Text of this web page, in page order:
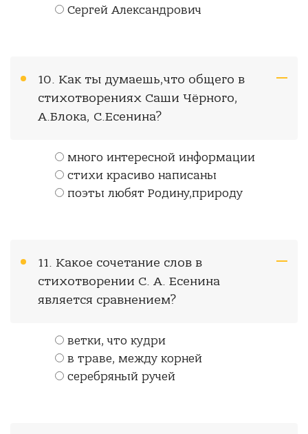
Сергей Александрович
10. Как ты думаешь,что общего в
стихотворениях Саши Чёрного,
А.Блока, С.Есенина?
много интересной информации
стихи красиво написаны
поэты любят Родину,природу
11. Какое сочетание слов в
стихотворении С. А. Есенина
является сравнением?
ветки, что кудри
в траве, между корней
серебряный ручей